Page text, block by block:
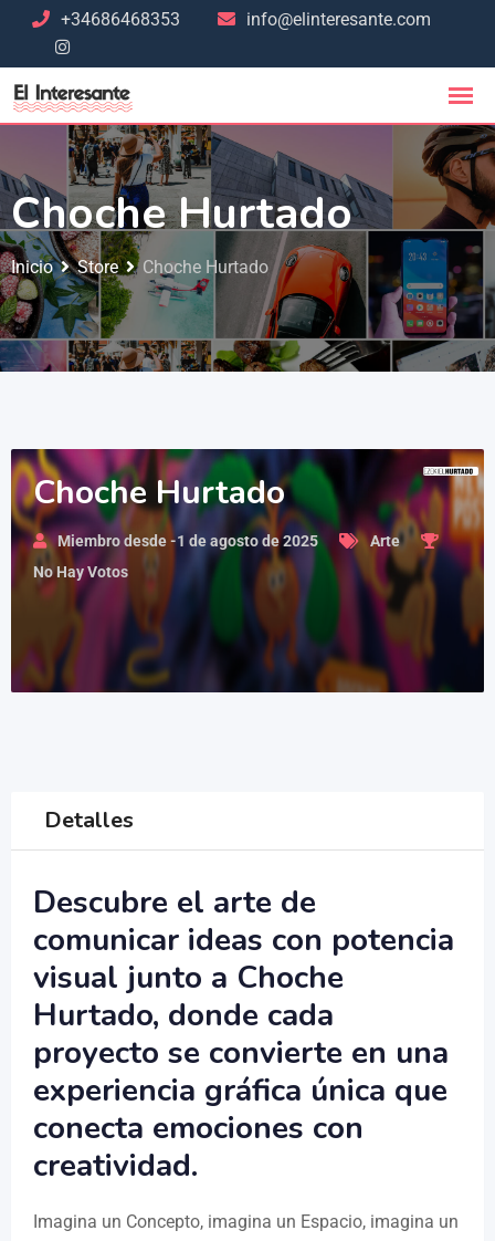
+34686468353 info@elinteresante.com
Choche Hurtado
Inicio Store Choche Hurtado
Choche Hurtado
Miembro desde -1 de agosto de 2025
Arte
No Hay Votos
Detalles
Descubre el arte de
comunicar ideas con potencia
visual junto a Choche
Hurtado, donde cada
proyecto se convierte en una
experiencia gráfica única que
conecta emociones con
creatividad.
Imagina un Concepto, imagina un Espacio, imagina un